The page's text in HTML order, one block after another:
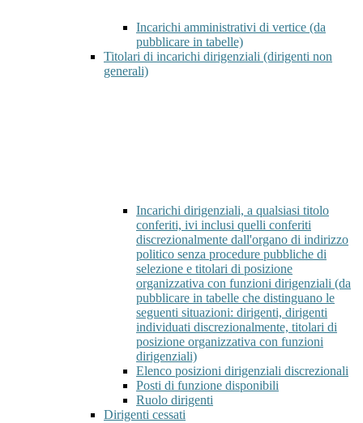
Incarichi amministrativi di vertice (da
pubblicare in tabelle)
Titolari di incarichi dirigenziali (dirigenti non
generali)
Incarichi dirigenziali, a qualsiasi titolo
conferiti, ivi inclusi quelli conferiti
discrezionalmente dall'organo di indirizzo
politico senza procedure pubbliche di
selezione e titolari di posizione
organizzativa con funzioni dirigenziali (da
pubblicare in tabelle che distinguano le
seguenti situazioni: dirigenti, dirigenti
individuati discrezionalmente, titolari di
posizione organizzativa con funzioni
dirigenziali)
Elenco posizioni dirigenziali discrezionali
Posti di funzione disponibili
Ruolo dirigenti
Dirigenti cessati